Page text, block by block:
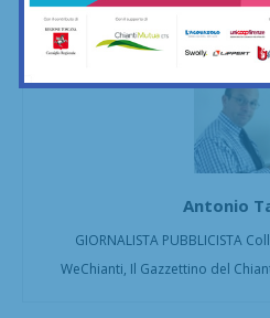
Antonio
GIORNALISTA PUBBLICISTA
WeChianti, Il Gazzettino del